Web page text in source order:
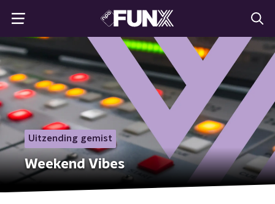
Uitzending gemist
Weekend Vibes